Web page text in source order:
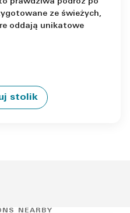
ze świeżych,
oddają unikatowe
stolik
NEARBY